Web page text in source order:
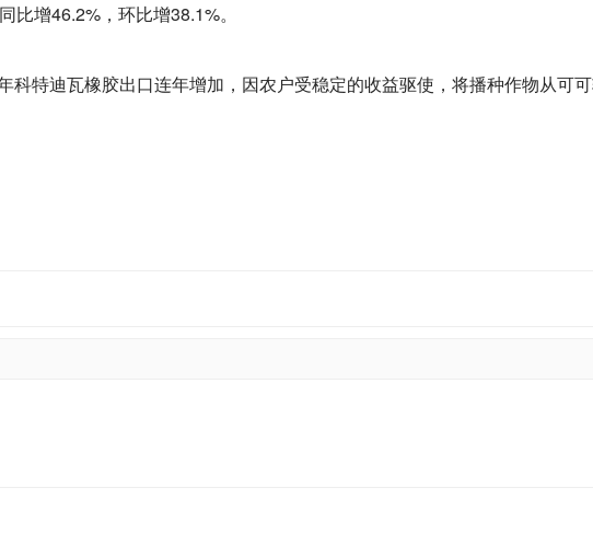
增46.2%，环比增38.1%。
科特迪瓦橡胶出口连年增加，因农户受稳定的收益驱使，将播种作物从可